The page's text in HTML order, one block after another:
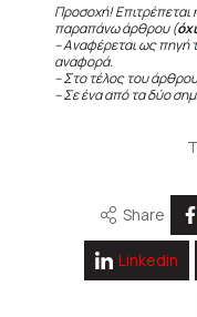
Προσοχή!
παραπάνω άρθρου (
– Αναφέρεται ως πηγή
αναφορά.
– Στο τέλος του
– Σε ένα από τα δύο
Share
Linkedin